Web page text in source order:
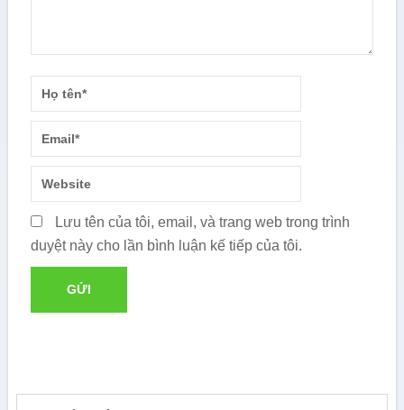
Lưu tên của tôi, email, và trang web trong trình
duyệt này cho lần bình luận kế tiếp của tôi.